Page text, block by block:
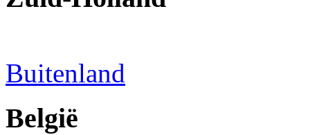
Buitenland
België